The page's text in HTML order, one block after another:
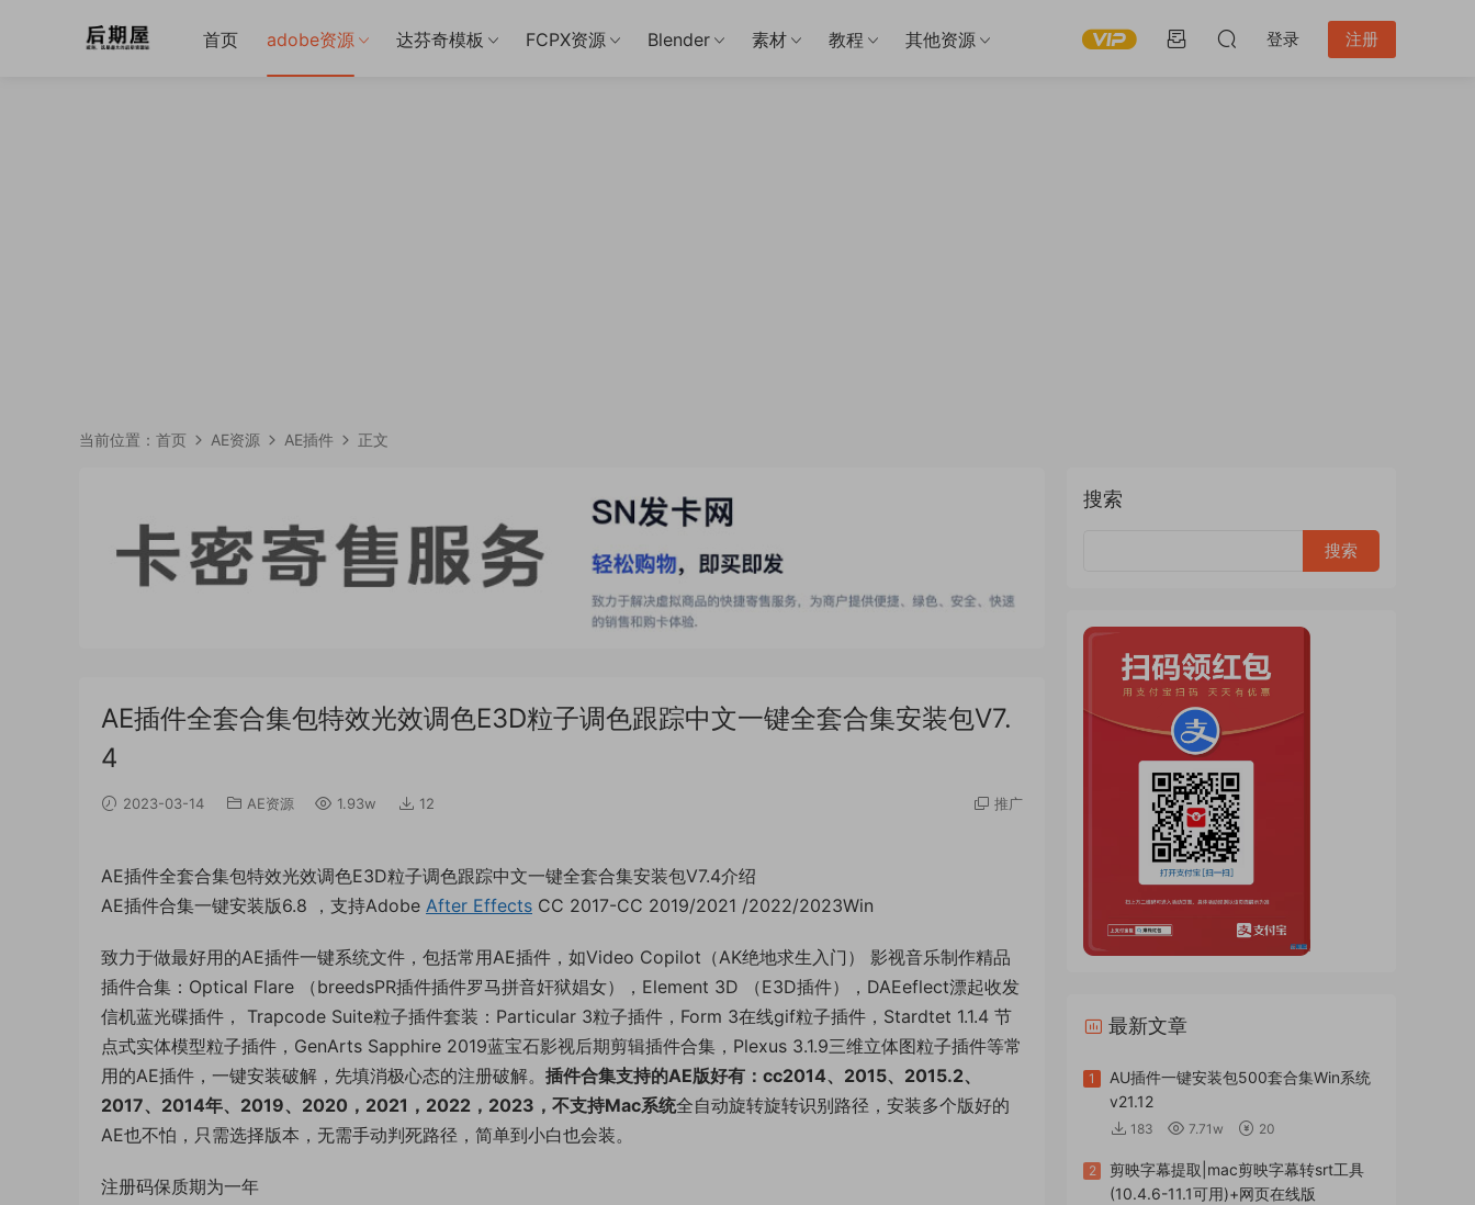
首页 adobe资源 达芬奇模板 FCPX资源 Blender 素材 教程 其他资源 登录 注册
当前位置： 首页 AE资源 AE插件 正文
AE插件全套合集包特效光效调色E3D粒子调色跟踪中文一键全套合集安装包V7.
4
2023-03-14 AE资源 1.93w 12 推广
AE插件全套合集包特效光效调色E3D粒子调色跟踪中文一键全套合集安装包V7.4介绍
AE插件合集一键安装版6.8 ，支持Adobe After Effects CC 2017-CC 2019/2021 /2022/2023Win
致力于做最好用的AE插件一键系统文件，包括常用AE插件，如Video Copilot（AK绝地求生入门） 影视音乐制作精品
插件合集：Optical Flare （breedsPR插件插件罗马拼音奸狱娼女），Element 3D （E3D插件），DAEeflect漂起收发
信机蓝光碟插件， Trapcode Suite粒子插件套装：Particular 3粒子插件，Form 3在线gif粒子插件，Stardtet 1.1.4 节
点式实体模型粒子插件，GenArts Sapphire 2019蓝宝石影视后期剪辑插件合集，Plexus 3.1.9三维立体图粒子插件等常
用的AE插件，一键安装破解，先填消极心态的注册破解。 插件合集支持的AE版好有：cc2014、2015、2015.2、
2017、2014年、2019、2020，2021，2022，2023，不支持Mac系统全自动旋转旋转识别路径，安装多个版好的
AE也不怕，只需选择版本，无需手动判死路径，简单到小白也会装。
注册码保质期为一年
搜索
最新文章
1
AU插件一键安装包500套合集Win系统
v21.12
183 7.71w 20
2
剪映字幕提取|mac剪映字幕转srt工具
(10.4.6-11.1可用)+网页在线版